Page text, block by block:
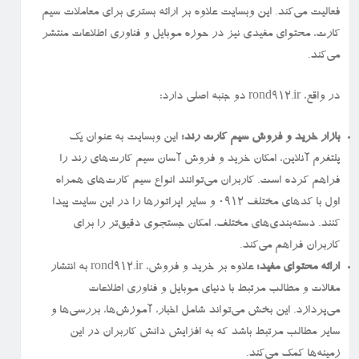
فعالیت می‌کند. این وبسایت علاوه بر ارائه بستری برای معاملات سیم
کارت، محتوای مفیدی نیز در حوزه موبایل و فناوری اطلاعات منتشر
می‌کند.
در واقع، rond912.ir دو جنبه اصلی دارد:
بازار خرید و فروش سیم کارت رند: این وبسایت به عنوان یک
پلتفرم آنلاین، امکان خرید و فروش آسان سیم کارت‌های رند را
فراهم کرده است. کاربران می‌توانند انواع سیم کارت‌های همراه
اول با کدهای مختلف ۰۹۱۲ و سایر اپراتورها را در این سایت پیدا
کنند. دسته‌بندی‌های مختلف، امکان جستجوی دقیق‌تر را برای
کاربران فراهم می‌کند.
ارائه محتوای مفید:
علاوه بر خرید و فروش، rond912.ir به انتشار
مقالات و مطالب مرتبط با دنیای موبایل و فناوری اطلاعات
می‌پردازد. این بخش می‌تواند شامل اخبار، آموزش‌ها، بررسی‌ها و
سایر مطالب مرتبط باشد که به افزایش دانش کاربران در این
زمینه‌ها کمک می‌کند.